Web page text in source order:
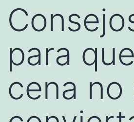
para
cena no